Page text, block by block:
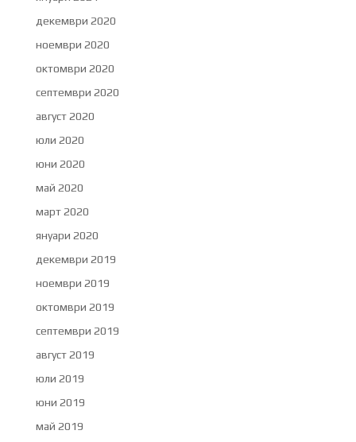
декември 2020
ноември 2020
октомври 2020
септември 2020
август 2020
юли 2020
юни 2020
май 2020
март 2020
януари 2020
декември 2019
ноември 2019
октомври 2019
септември 2019
август 2019
юли 2019
юни 2019
май 2019